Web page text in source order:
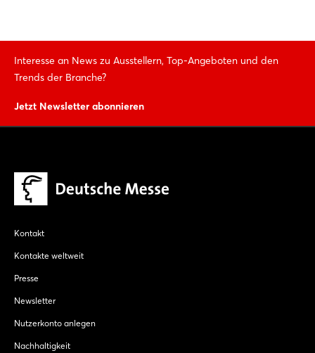
Interesse an News zu Ausstellern, Top-Angeboten und den
Trends der Branche?
Jetzt Newsletter abonnieren
Kontakt
Kontakte weltweit
Presse
Newsletter
Nutzerkonto anlegen
Nachhaltigkeit